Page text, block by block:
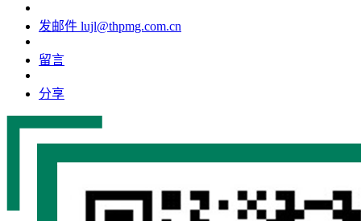
发邮件 lujl@thpmg.com.cn
留言
分享